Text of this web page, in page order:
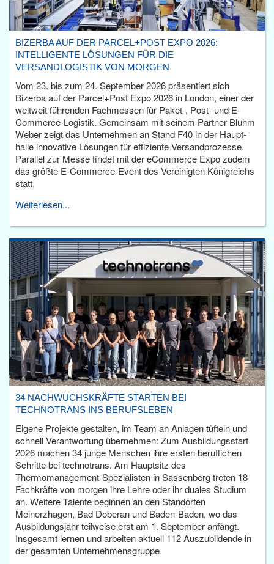
BIZERBA AUF DER PARCEL+POST EXPO 2026:
INTELLIGENTE LÖSUNGEN FÜR DIE
VERSANDLOGISTIK VON MORGEN
Vom 23. bis zum 24. September 2026 präsentiert sich
Bizerba auf der Parcel+Post Expo 2026 in London, einer der
weltweit führenden Fachmessen für Paket-, Post- und E-
Commerce-Logistik. Gemeinsam mit seinem Partner Bluhm
Weber zeigt das Unternehmen an Stand F40 in der Haupt­
halle innovative Lösungen für effiziente Versandprozesse.
Parallel zur Messe findet mit der eCommerce Expo zudem
das größte E-Commerce-Event des Vereinigten Königreichs
statt.
Weiterlesen...
34 NACHWUCHSKRÄFTE STARTEN BEI
TECHNOTRANS INS BERUFSLEBEN
Eigene Projekte gestalten, im Team an Anlagen tüfteln und
schnell Verantwortung übernehmen: Zum Ausbildungsstart
2026 machen 34 junge Menschen ihre ersten beruflichen
Schritte bei technotrans. Am Hauptsitz des
Thermomanagement-Spezialisten in Sassenberg treten 18
Fachkräfte von morgen ihre Lehre oder ihr duales Studium
an. Weitere Talente beginnen an den Standorten
Meinerzhagen, Bad Doberan und Baden-Baden, wo das
Ausbildungsjahr teilweise erst am 1. September anfängt.
Insgesamt lernen und arbeiten aktuell 112 Auszubildende in
der gesamten Unternehmensgruppe.